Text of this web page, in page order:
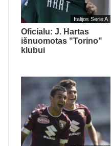
Italijos Serie A
Oficialu: J. Hartas
išnuomotas "Torino"
klubui